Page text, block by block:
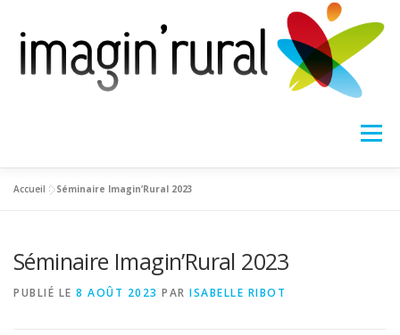
contenu
Menu
ACCUEIL DOMAINES D’INTERVENTION
ACTIONS PHARES ACTUALITÉS CONTACT
Accueil >Séminaire Imagin’Rural 2023
Séminaire Imagin’Rural 2023
PUBLIÉ LE 8 AOÛT 2023 PAR ISABELLE RIBOT